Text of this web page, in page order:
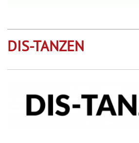
DIS-TANZEN